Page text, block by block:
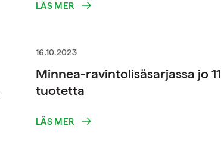
LÄS MER
16.10.2023
Minnea-ravintolisäsarjassa jo 11
tuotetta
LÄS MER